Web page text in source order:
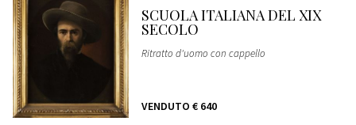
SCUOLA ITALIANA DEL XIX
SECOLO
Ritratto d'uomo con cappello
VENDUTO € 640